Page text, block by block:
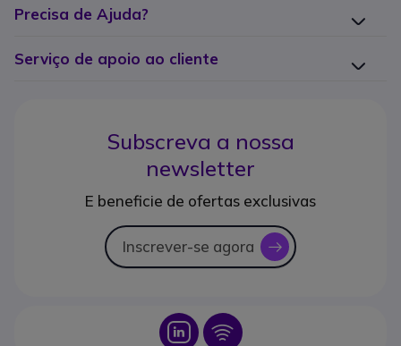
Precisa de Ajuda?
Serviço de apoio ao cliente
Subscreva a nossa
newsletter
E beneficie de ofertas exclusivas
Inscrever-se agora icon
Icon Icon